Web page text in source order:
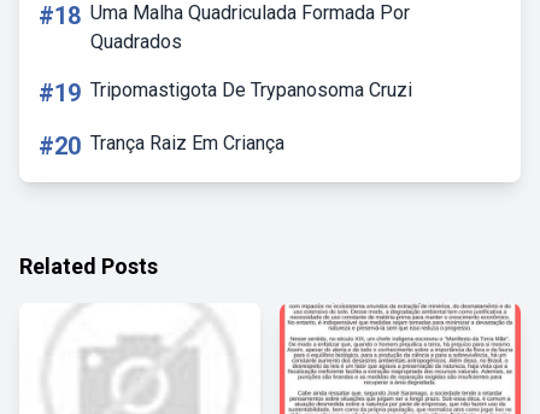
#18 Uma Malha Quadriculada Formada Por
Quadrados
#19 Tripomastigota De Trypanosoma Cruzi
#20 Trança Raiz Em Criança
Related Posts